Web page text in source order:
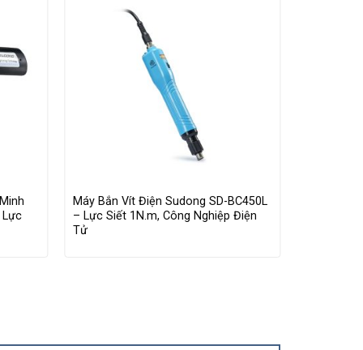
Lực
Máy Bắn Vít Điện Sudong SD-BC450L
– Lực Siết 1N.m, Công Nghiệp Điện
Tử